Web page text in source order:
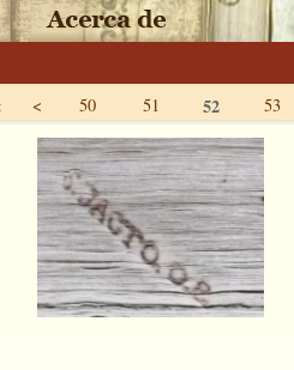
< 50 51 52 53